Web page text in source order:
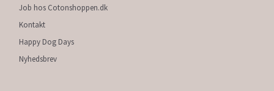
Job hos Cotonshoppen.dk
Kontakt
Happy Dog Days
Nyhedsbrev